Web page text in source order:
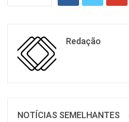
Redação
NOTÍCIAS SEMELHANTES